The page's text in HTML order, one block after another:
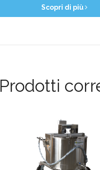
Scopri di più
Prodotti